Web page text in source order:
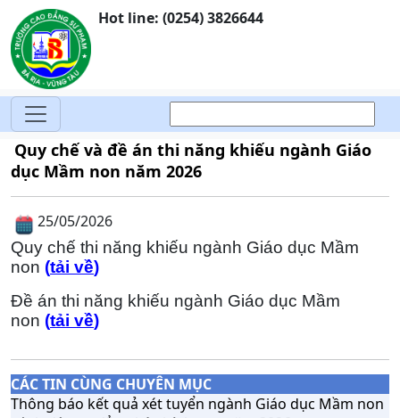
Hot line: (0254) 3826644
Quy chế và đề án thi năng khiếu ngành Giáo
dục Mầm non năm 2026
25/05/2026
Quy chế thi năng khiếu ngành Giáo dục Mầm
non (tải về)
Đề án thi năng khiếu ngành Giáo dục Mầm
non (tải về)
CÁC TIN CÙNG CHUYÊN MỤC
Thông báo kết quả xét tuyển ngành Giáo dục Mầm non